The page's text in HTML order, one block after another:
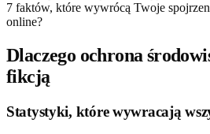
7 faktów, które wywrócą Twoje
online?
Dlaczego ochrona
fikcją
Statystyki, które wywracają